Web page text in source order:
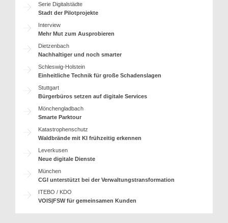
Serie Digitalstädte
Stadt der Pilotprojekte
Interview
Mehr Mut zum Ausprobieren
Dietzenbach
Nachhaltiger und noch smarter
Schleswig-Holstein
Einheitliche Technik für große Schadenslagen
Stuttgart
Bürgerbüros setzen auf digitale Services
Mönchengladbach
Smarte Parktour
Katastrophenschutz
Waldbrände mit KI frühzeitig erkennen
Leverkusen
Neue digitale Dienste
München
CGI unterstützt bei der Verwaltungstransformation
ITEBO / KDO
VOIS|FSW für gemeinsamen Kunden